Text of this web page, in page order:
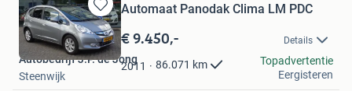
Bewaren
in
Mijn
Favorieten
Automaat Panodak Clima LM PDC
€ 9.450,- Details
2011 86.071 km
Autobedrijf J.P. de Jong
Steenwijk
Topadvertentie
Eergisteren